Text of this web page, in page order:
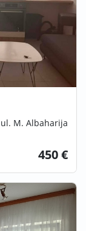
M. Albaharija
450 €